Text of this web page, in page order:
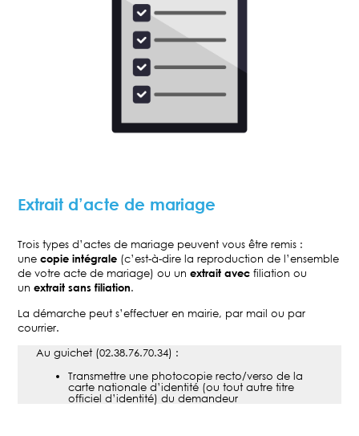
Extrait d’acte de mariage
Trois types d’actes de mariage peuvent vous être remis :
unecopie intégrale (c’est-à-dire la reproduction de l’ensemble
de votre acte de mariage) ou unextrait avecfiliation ou
unextrait sans filiation.
La démarche peut s’effectuer en mairie, par mail ou par
courrier.
Au guichet (02.38.76.70.34) :
Transmettre une photocopie recto/verso de la
carte nationale d’identité (ou tout autre titre
officiel d’identité) du demandeur